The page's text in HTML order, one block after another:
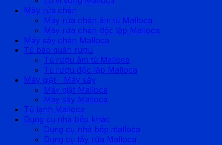
Máy rửa chén
Máy rửa chén âm tủ Malloca
Máy rửa chén độc lập Malloca
Máy sấy chén Malloca
Tủ bảo quản rượu
Tủ rượu âm tủ Malloca
Tủ rượu độc lập Malloca
Máy giặt - Máy sấy
Máy giặt Malloca
Máy sấy Malloca
Tủ lạnh Malloca
Dụng cụ nhà bếp khác
Dụng cụ nhà bếp malloca
Dụng cụ tẩy rửa Malloca